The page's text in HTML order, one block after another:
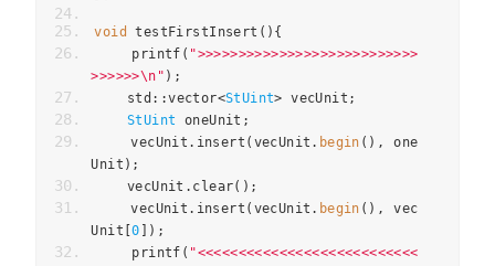
void testFirstInsert (){
    printf
( ">>>>>>>>>>>>>>>>>>>>>>>>>>>
>>>>>>\n" );
    std
::vector<StUint> vecUnit ;
StUint
oneUnit ;
    vecUnit
. insert ( vecUnit . begin (),
one
Unit );
    vecUnit
. clear();
    vecUnit
. insert ( vecUnit . begin (),
vec
Unit [0 ]);
    printf
( "<<<<<<<<<<<<<<<<<<<<<<<<<<<